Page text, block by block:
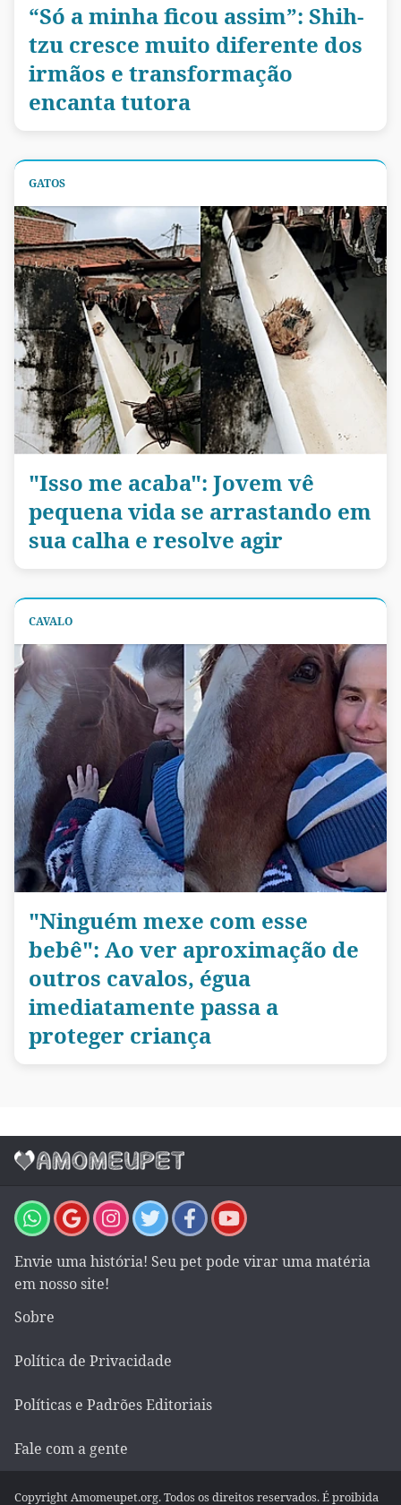
“Só a minha ficou assim”: Shih-
tzu cresce muito diferente dos
irmãos e transformação
encanta tutora
GATOS
"Isso me acaba": Jovem vê
pequena vida se arrastando em
sua calha e resolve agir
CAVALO
"Ninguém mexe com esse
bebê": Ao ver aproximação de
outros cavalos, égua
imediatamente passa a
proteger criança
Envie uma história! Seu pet pode virar uma matéria
em nosso site!
Sobre
Política de Privacidade
Políticas e Padrões Editoriais
Fale com a gente
Copyright Amomeupet.org. Todos os direitos reservados. É proibida